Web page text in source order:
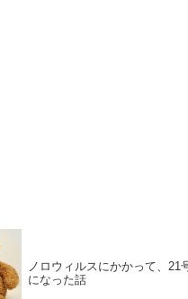
ノロウィルスにかかって、21
になった話